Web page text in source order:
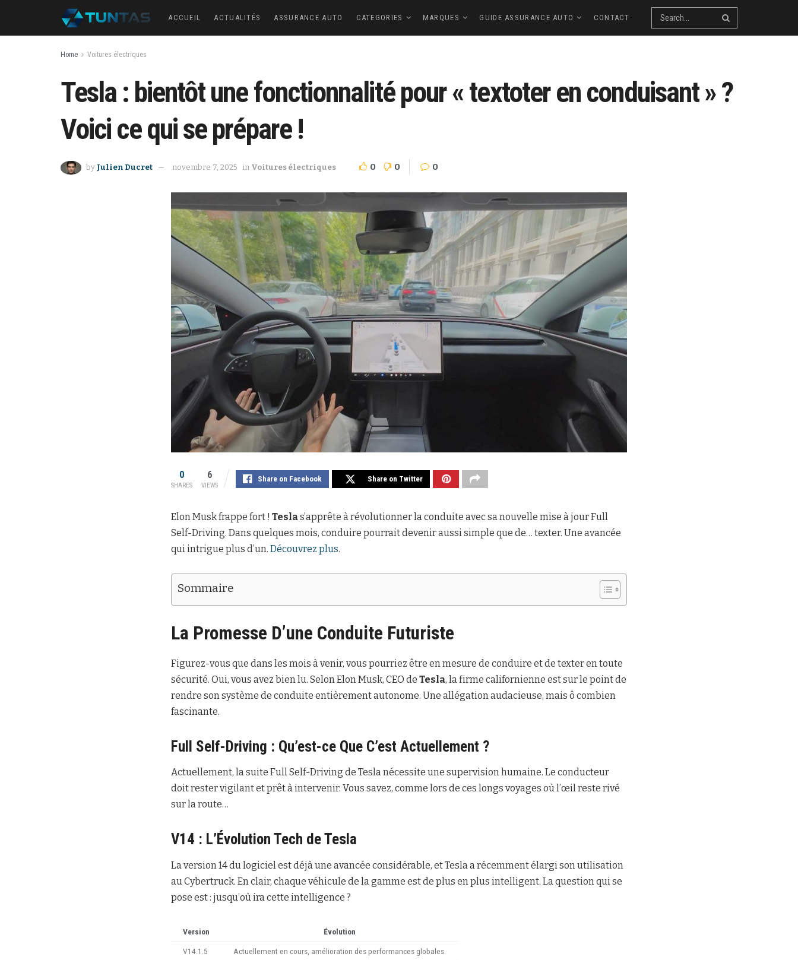
ACCUEIL ACTUALITÉS ASSURANCE AUTO CATEGORIES MARQUES GUIDE ASSURANCE AUTO CONTACT
Home Voitures électriques
Tesla : bientôt une fonctionnalité pour « textoter en conduisant » ?
Voici ce qui se prépare !
by Julien Ducret novembre 7, 2025 in Voitures électriques 0 0 0
0
SHARES
6
VIEWS
Share on Facebook Share on Twitter
Elon Musk frappe fort ! Teslas’apprête à révolutionner la conduite avec sa nouvelle mise à jour Full
Self-Driving. Dans quelques mois, conduire pourrait devenir aussi simple que de… texter. Une avancée
qui intrigue plus d’un. Découvrez plus.
Sommaire
La Promesse D’une Conduite Futuriste
Figurez-vous que dans les mois à venir, vous pourriez être en mesure de conduire et de texter en toute
sécurité. Oui, vous avez bien lu. Selon Elon Musk, CEO de Tesla, la firme californienne est sur le point de
rendre son système de conduite entièrement autonome. Une allégation audacieuse, mais ô combien
fascinante.
Full Self-Driving : Qu’est-ce Que C’est Actuellement ?
Actuellement, la suite Full Self-Driving de Tesla nécessite une supervision humaine. Le conducteur
doit rester vigilant et prêt à intervenir. Vous savez, comme lors de ces longs voyages où l’œil reste rivé
sur la route…
V14 : L’Évolution Tech de Tesla
La version 14 du logiciel est déjà une avancée considérable, et Tesla a récemment élargi son utilisation
au Cybertruck. En clair, chaque véhicule de la gamme est de plus en plus intelligent. La question qui se
pose est : jusqu’où ira cette intelligence ?
Version Évolution
V14.1.5 Actuellement en cours, amélioration des performances globales.